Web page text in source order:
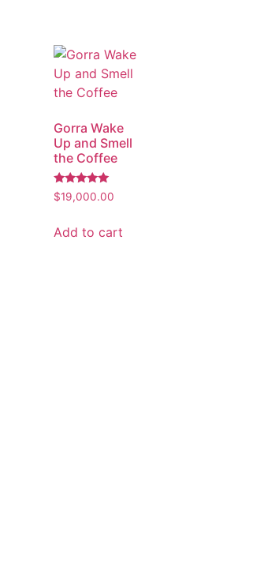
Gorra Wake
Up and Smell
the Coffee
Rated
5.00
$19,000.00
Add to cart